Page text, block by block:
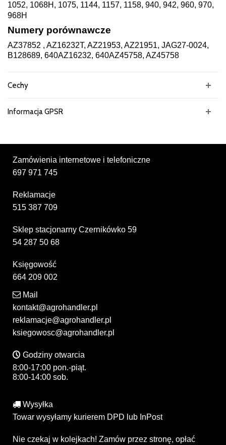
1052, 1068H, 1075, 1144, 1157, 1158, 940, 942, 960, 970,
968H
Numery porównawcze
AZ37852 , AZ16232T, AZ21953, AZ21951, JAG27-0024,
B128689, 640AZ16232, 640AZ45758, AZ45758
Cechy
Informacja GPSR
Zamówienia internetowe i telefoniczne
697 971 745
Reklamacje
515 387 709
Sklep stacjonarny Czernikówko 59
54 287 50 68
Księgowość
664 209 002
Mail
kontakt@agrohandler.pl
reklamacje@agrohandler.pl
ksiegowosc@agrohandler.pl
Godziny otwarcia
8:00-17:00 pon.-piąt.
8:00-14:00 sob.
Wysyłka
Towar wysyłamy kurierem DPD lub InPost
Nie czekaj w kolejkach! Zamów przez stronę, opłać